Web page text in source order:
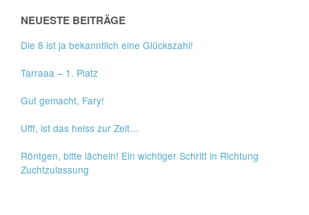
NEUESTE BEITRÄGE
Die 8 ist ja bekanntlich eine Glückszahl!
Tarraaa – 1. Platz
Gut gemacht, Fary!
Ufff, ist das heiss zur Zeit…
Röntgen, bitte lächeln! Ein wichtiger Schritt in Richtung
Zuchtzulassung